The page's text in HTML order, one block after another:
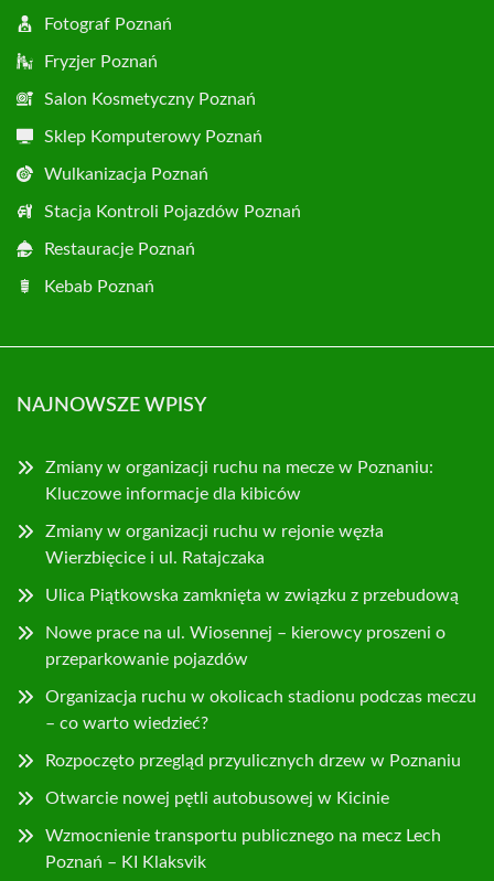
Fotograf Poznań
Fryzjer Poznań
Salon Kosmetyczny Poznań
Sklep Komputerowy Poznań
Wulkanizacja Poznań
Stacja Kontroli Pojazdów Poznań
Restauracje Poznań
Kebab Poznań
NAJNOWSZE WPISY
Zmiany w organizacji ruchu na mecze w Poznaniu:
Kluczowe informacje dla kibiców
Zmiany w organizacji ruchu w rejonie węzła
Wierzbięcice i ul. Ratajczaka
Ulica Piątkowska zamknięta w związku z przebudową
Nowe prace na ul. Wiosennej – kierowcy proszeni o
przeparkowanie pojazdów
Organizacja ruchu w okolicach stadionu podczas meczu
– co warto wiedzieć?
Rozpoczęto przegląd przyulicznych drzew w Poznaniu
Otwarcie nowej pętli autobusowej w Kicinie
Wzmocnienie transportu publicznego na mecz Lech
Poznań – KI Klaksvik